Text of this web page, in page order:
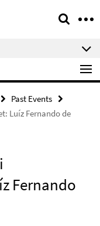
Past Events
Luíz Fernando de
Fernando